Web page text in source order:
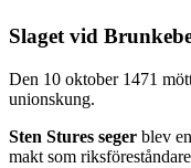
Slaget vid
Den 10 oktober 1471
unionskung.
Sten Stures seger blev
makt som